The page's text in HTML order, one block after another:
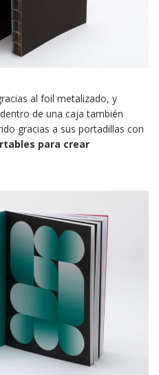
al foil metalizado, y
de una caja también
gracias a sus portadillas con
para crear